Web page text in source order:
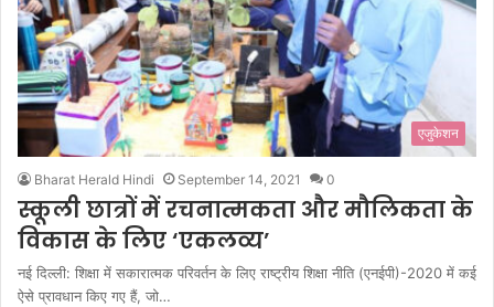
एजुकेशन
Bharat Herald Hindi September 14, 2021 0
स्कूली छात्रों में रचनात्मकता और मौलिकता के
विकास के लिए ‘एकलव्य’
नई दिल्ली: शिक्षा में सकारात्मक परिवर्तन के लिए राष्ट्रीय शिक्षा नीति (एनईपी)-2020 में कई
ऐसे प्रावधान किए गए हैं, जो…